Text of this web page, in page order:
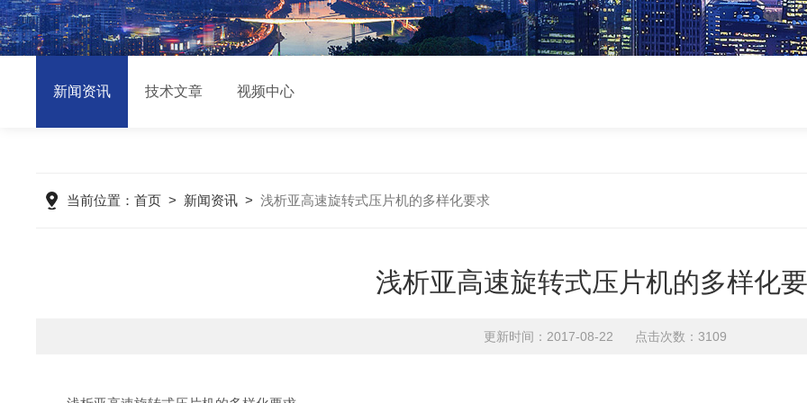
新闻资讯 技术文章 视频中心
当前位置：首页 > 新闻资讯 >浅析亚高速旋转式压片机的多样化要求
浅析亚高速旋转式压片机的多样化
更新时间：2017-08-22 点击次数：3109